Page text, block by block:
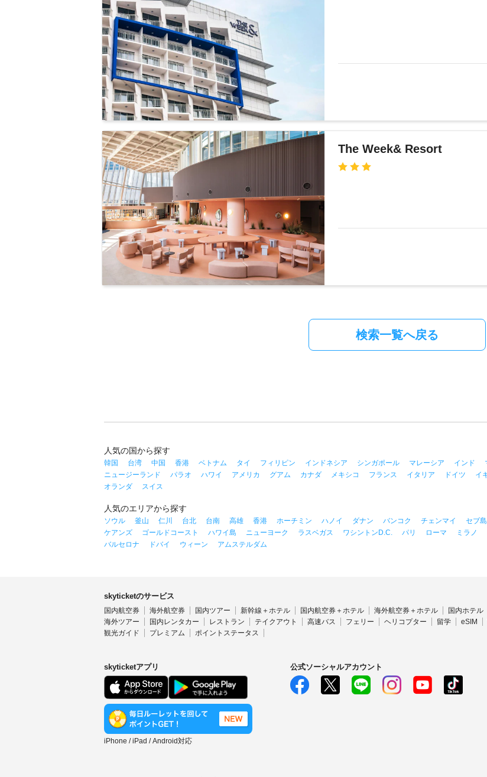
The Week& Resort
検索一覧へ戻る
人気の国から探す
韓国 台湾 中国 香港 ベトナム タイ フィリピン インドネシア シンガポール マレーシア インド
ニュージーランド
パラオ ハワイ アメリカ グアム カナダ メキシコ フランス イタリア ドイツ イ
オランダ
スイス
人気のエリアから探す
ソウル 釜山 仁川 台北 台南 高雄 香港 ホーチミン ハノイ ダナン バンコク チェンマイ セブ島
ケアンズ
ゴールドコースト ハワイ島 ニューヨーク ラスベガス ワシントンD.C. パリ ローマ ミラノ
バルセロナ
ドバイ ウィーン アムステルダム